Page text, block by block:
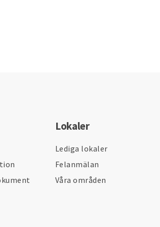
Lokaler
Lediga lokaler
Felanmälan
Våra områden